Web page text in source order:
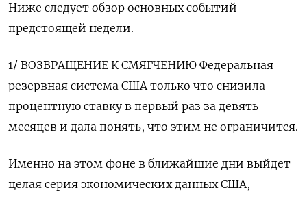
Ниже следует обзор основных событий
предстоящей недели.
1/ ВОЗВРАЩЕНИЕ К СМЯГЧЕНИЮ Федеральная
резервная система США только что снизила
процентную ставку в первый раз за девять
месяцев и дала понять, что этим не ограничится.
Именно на этом фоне в ближайшие дни выйдет
целая серия экономических данных США,